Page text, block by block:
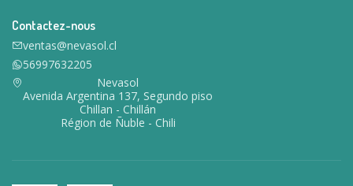
Contactez-nous
ventas@nevasol.cl
56997632205
Nevasol
Avenida Argentina 137, Segundo piso
Chillan - Chillán
Région de Ñuble - Chili